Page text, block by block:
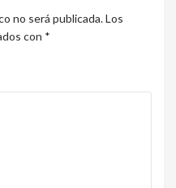
no será publicada.Los
con *